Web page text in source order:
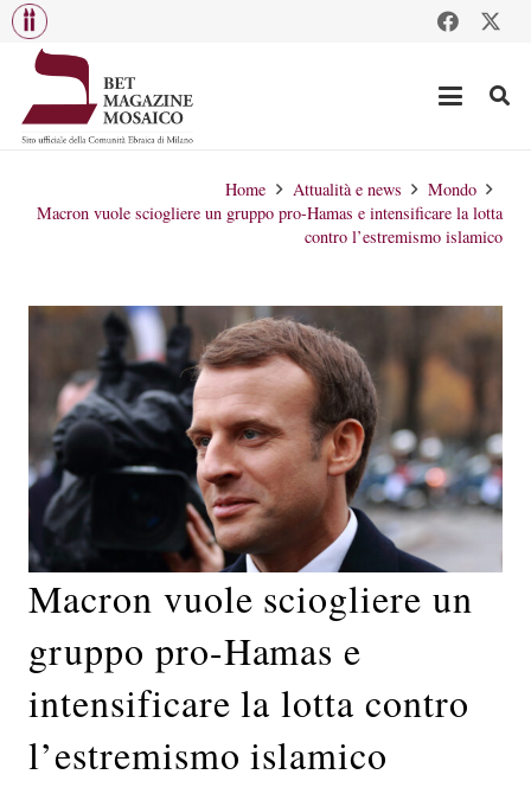
Home Attualità e news
Mondo
Macron vuole sciogliere un gruppo pro-Hamas e intensificare la lotta
contro l’estremismo islamico
Macron vuole sciogliere un
gruppo pro-Hamas e
intensificare la lotta contro
l’estremismo islamico